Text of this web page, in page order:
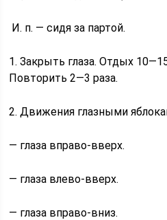
И. п. — сидя за партой.
1. Закрыть глаза. Отдых
Повторить 2—3 раза.
2. Движения глазными
— глаза вправо-вверх.
— глаза влево-вверх.
— глаза вправо-вниз.